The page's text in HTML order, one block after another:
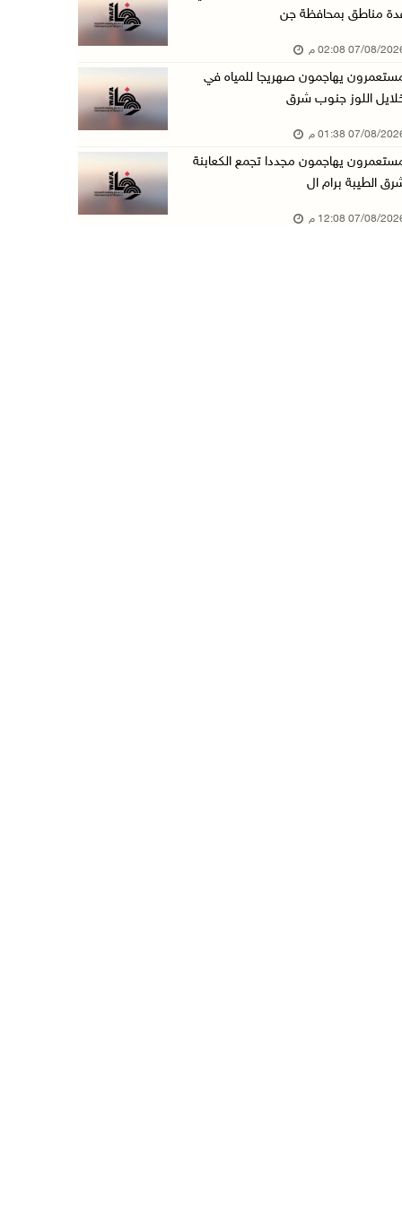
أسعار النفط تواصل الصعود وسط مخاوف بشأن مستقب ...
الذهب يتجه لأفضل أداء أسبوعي منذ كانون الثاني
قوات الاحتلال تنصب حاجزا عسكريا شرق بيت لحم
07/آب/2026 09:06 ص
مستعمرون بحماية قوات الاحتلال يقتحمون برك سلي ...
مناطق بمحافظة جن
08/2026 02:08 م
يهاجمون صهريجا للمياه في
اللوز جنوب شرق
08/2026 01:38 م
يهاجمون مجددا تجمع الكعابنة
الطيبة برام ال
08/2026 12:08 م